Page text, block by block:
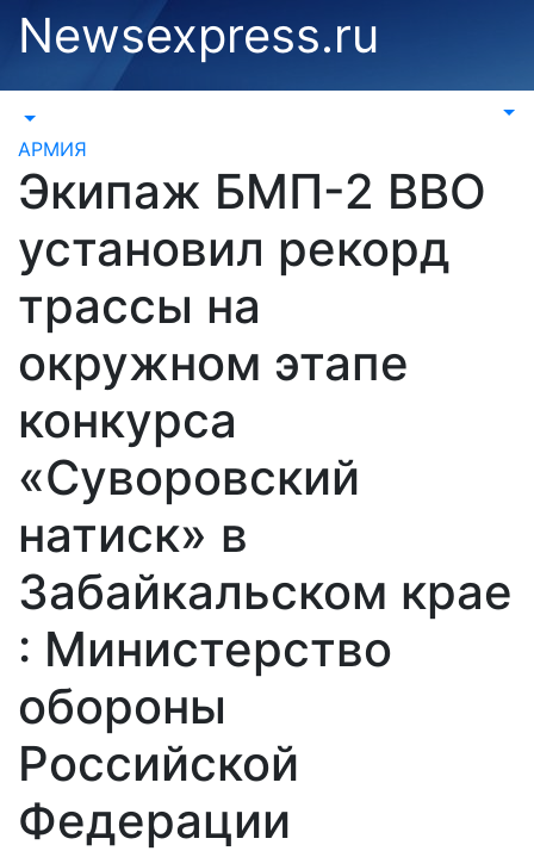
Перейти
содержимому
Newsexpress.ru
АРМИЯ
Экипаж БМП-2 ВВО
установил рекорд
трассы на
окружном этапе
конкурса
«Суворовский
натиск» в
Забайкальском крае
: Министерство
обороны
Российской
Федерации